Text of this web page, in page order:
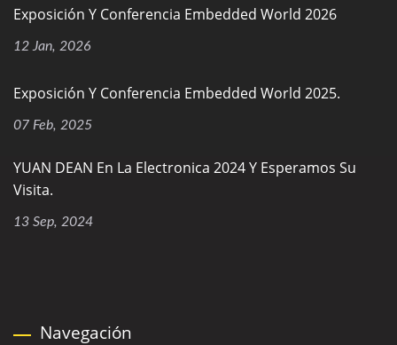
Exposición Y Conferencia Embedded World 2026
12 Jan, 2026
Exposición Y Conferencia Embedded World 2025.
07 Feb, 2025
YUAN DEAN En La Electronica 2024 Y Esperamos Su
Visita.
13 Sep, 2024
Navegación